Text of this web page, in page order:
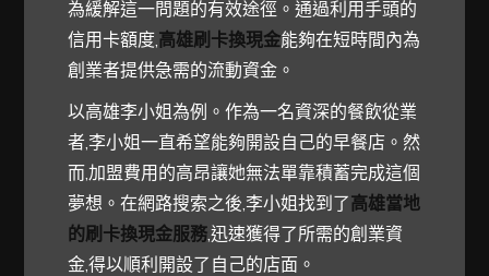
為緩解這一問題的有效途徑。通過利用手頭的
信用卡額度, 高雄刷卡換現金能夠在短時間內為
創業者提供急需的流動資金。
以高雄李小姐為例。作為一名資深的餐飲從業
者,李小姐一直希望能夠開設自己的早餐店。然
而,加盟費用的高昂讓她無法單靠積蓄完成這個
夢想。在網路搜索之後,李小姐找到了高雄當地
的刷卡換現金服務,迅速獲得了所需的創業資
金,得以順利開設了自己的店面。